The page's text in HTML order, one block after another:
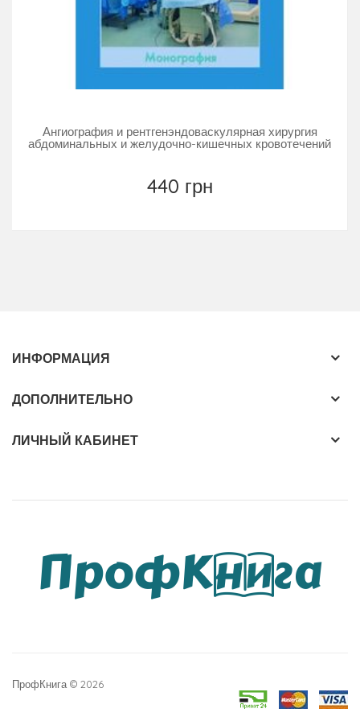
Ангиография и рентгенэндоваскулярная хирургия
абдоминальных и желудочно-кишечных кровотечений
440 грн
ИНФОРМАЦИЯ
ДОПОЛНИТЕЛЬНО
ЛИЧНЫЙ КАБИНЕТ
ПрофКнига © 2026